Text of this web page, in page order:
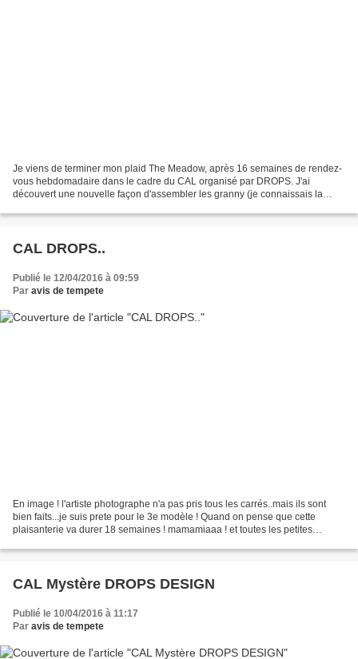
Je viens de terminer mon plaid The Meadow, après 16 semaines de rendez-
vous hebdomadaire dans le cadre du CAL organisé par DROPS. J'ai
découvert une nouvelle façon d'assembler les granny (je connaissais la
CAL DROPS..
Publié le 12/04/2016 à 09:59
Par avis de tempete
En image ! l'artiste photographe n'a pas pris tous les carrés..mais ils sont
bien faits...je suis prete pour le 3e modèle ! Quand on pense que cette
plaisanterie va durer 18 semaines ! mamamiaaa ! et toutes les petites
CAL Mystère DROPS DESIGN
Publié le 10/04/2016 à 11:17
Par avis de tempete